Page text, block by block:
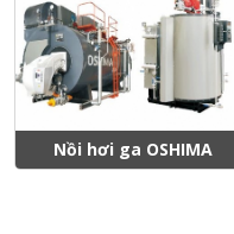
Nồi hơi ga OSHIMA